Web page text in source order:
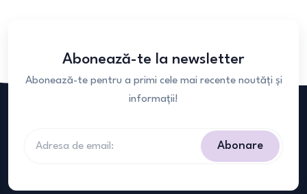
Abonează-te la newsletter
Abonează-te pentru a primi cele mai recente noutăți și
informații!
Abonare